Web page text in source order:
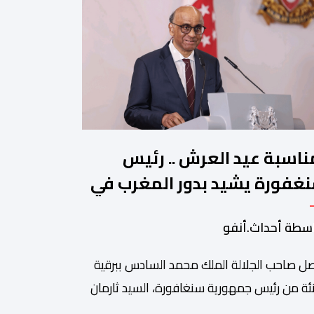
عيد العرش .. رئيس
يشيد بدور المغرب في
الحوار بين الأديان
أحداث.أنفو
صاحب الجلالة الملك محمد السادس ببرقية
من رئيس جمهورية سنغافورة، السيد ثارمان